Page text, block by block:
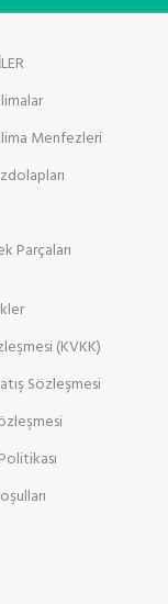
Menfezleri
Parçaları
(KVKK)
Sözleşmesi